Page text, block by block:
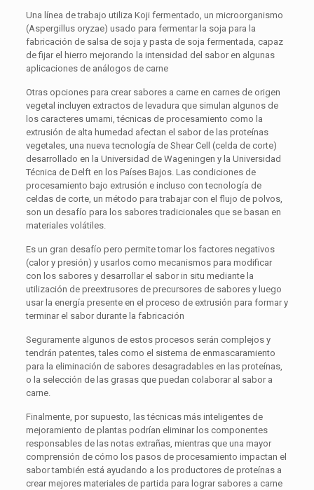
Una línea de trabajo utiliza Koji fermentado, un microorganismo
(Aspergillus oryzae) usado para fermentar la soja para la
fabricación de salsa de soja y pasta de soja fermentada, capaz
de fijar el hierro mejorando la intensidad del sabor en algunas
aplicaciones de análogos de carne
Otras opciones para crear sabores a carne en carnes de origen
vegetal incluyen extractos de levadura que simulan algunos de
los caracteres umami, técnicas de procesamiento como la
extrusión de alta humedad afectan el sabor de las proteínas
vegetales, una nueva tecnología de Shear Cell (celda de corte)
desarrollado en la Universidad de Wageningen y la Universidad
Técnica de Delft en los Países Bajos. Las condiciones de
procesamiento bajo extrusión e incluso con tecnología de
celdas de corte, un método para trabajar con el flujo de polvos,
son un desafío para los sabores tradicionales que se basan en
materiales volátiles.
Es un gran desafío pero permite tomar los factores negativos
(calor y presión) y usarlos como mecanismos para modificar
con los sabores y desarrollar el sabor in situ mediante la
utilización de preextrusores de precursores de sabores y luego
usar la energía presente en el proceso de extrusión para formar y
terminar el sabor durante la fabricación
Seguramente algunos de estos procesos serán complejos y
tendrán patentes, tales como el sistema de enmascaramiento
para la eliminación de sabores desagradables en las proteínas,
o la selección de las grasas que puedan colaborar al sabor a
carne.
Finalmente, por supuesto, las técnicas más inteligentes de
mejoramiento de plantas podrían eliminar los componentes
responsables de las notas extrañas, mientras que una mayor
comprensión de cómo los pasos de procesamiento impactan el
sabor también está ayudando a los productores de proteínas a
crear mejores materiales de partida para lograr sabores a carne